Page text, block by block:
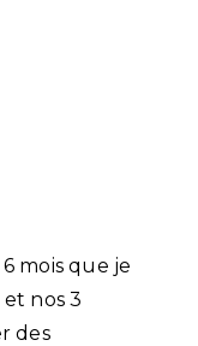
mois que je
nos 3
des